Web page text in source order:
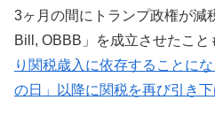
3ヶ月の間にトランプ政権が減
Bill, OBBB」を成立させたこと
り関税歳入に依存することに
の日」以降に関税を再び引き